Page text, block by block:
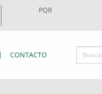
PQR
CONTACTO
Buscar: